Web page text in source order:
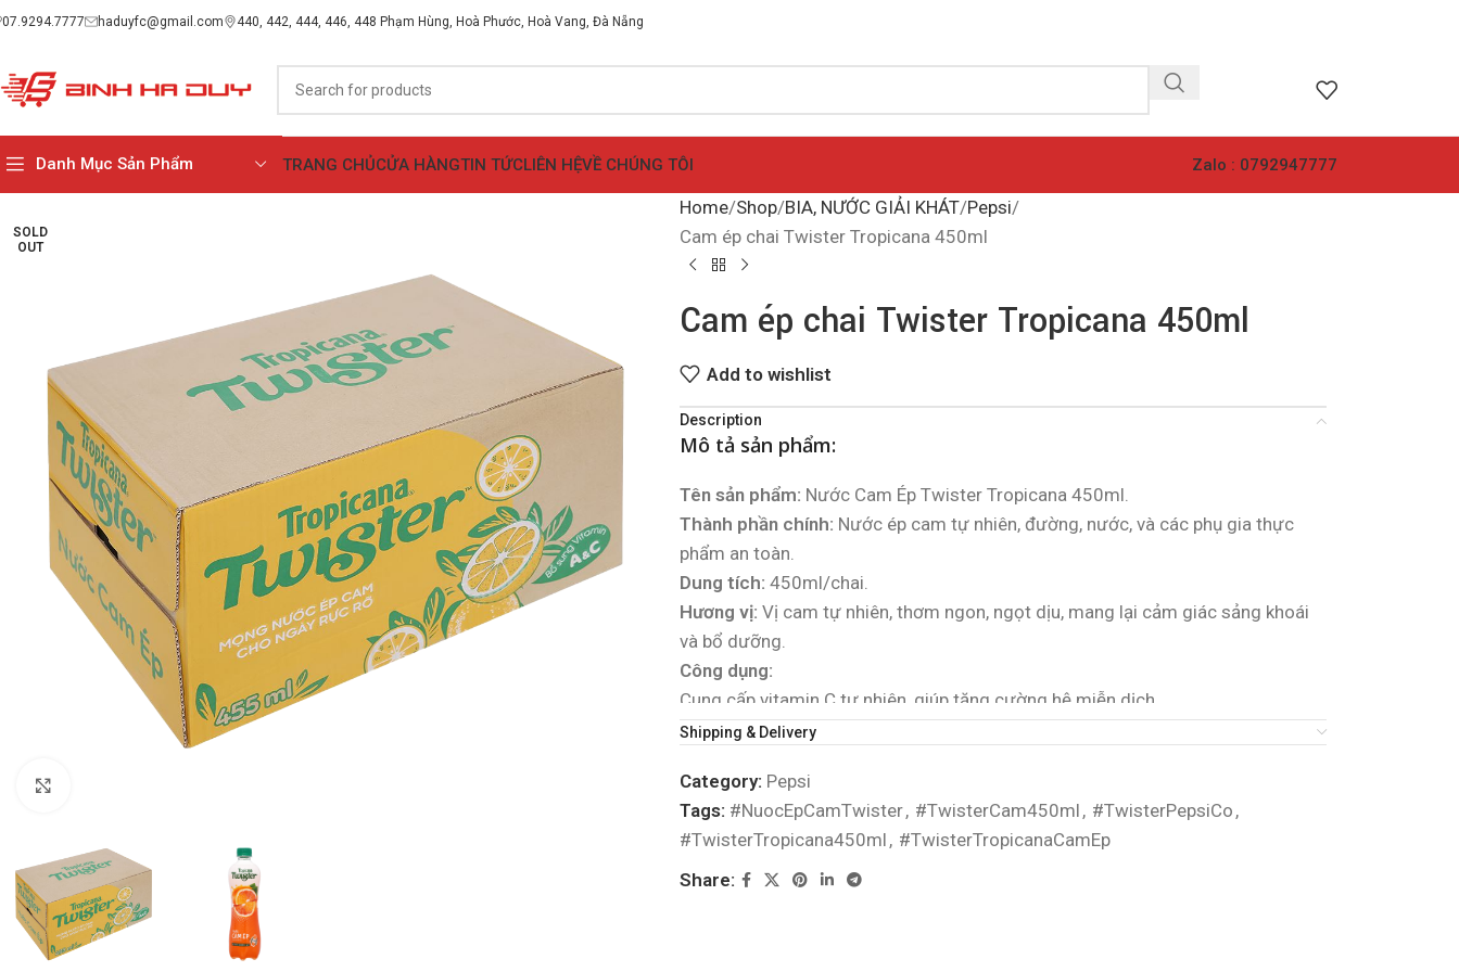
07.9294.7777 haduyfc@gmail.com 440, 442, 444, 446, 448 Phạm Hùng, Hoà Phước, Hoà Vang, Đà Nẵng
Danh Mục Sản Phẩm TRANG CHỦCỬA HÀNGTIN TỨCLIÊN HỆVỀ CHÚNG TÔI Zalo : 0792947777
SOLD
OUT
Home Shop BIA, NƯỚC GIẢI KHÁT Pepsi
Cam ép chai Twister Tropicana 450ml
Cam ép chai Twister Tropicana 450ml
Add to wishlist
Description
Mô tả sản phẩm:
Tên sản phẩm: Nước Cam Ép Twister Tropicana 450ml.
Thành phần chính: Nước ép cam tự nhiên, đường, nước, và các phụ gia thực
phẩm an toàn.
Dung tích: 450ml/chai.
Hương vị: Vị cam tự nhiên, thơm ngon, ngọt dịu, mang lại cảm giác sảng khoái
và bổ dưỡng.
Công dụng:
Cung cấp vitamin C tự nhiên, giúp tăng cường hệ miễn dịch.
Giải khát tức thì, bổ sung năng lượng hiệu quả cho cơ thể.
Đối tượng sử dụng:
vitamin từ trái cây.
Xuất xứ:Việt Nam (PepsiCo Việt Nam).
Bảo quản: Để nơi khô ráo, thoáng mát, tránh ánh nắng trực tiếp. Lắc đều trước
Shipping & Delivery
Category: Pepsi
Tags: #NuocEpCamTwister, #TwisterCam450ml , #TwisterPepsiCo ,
#TwisterTropicana450ml , #TwisterTropicanaCamEp
Share: